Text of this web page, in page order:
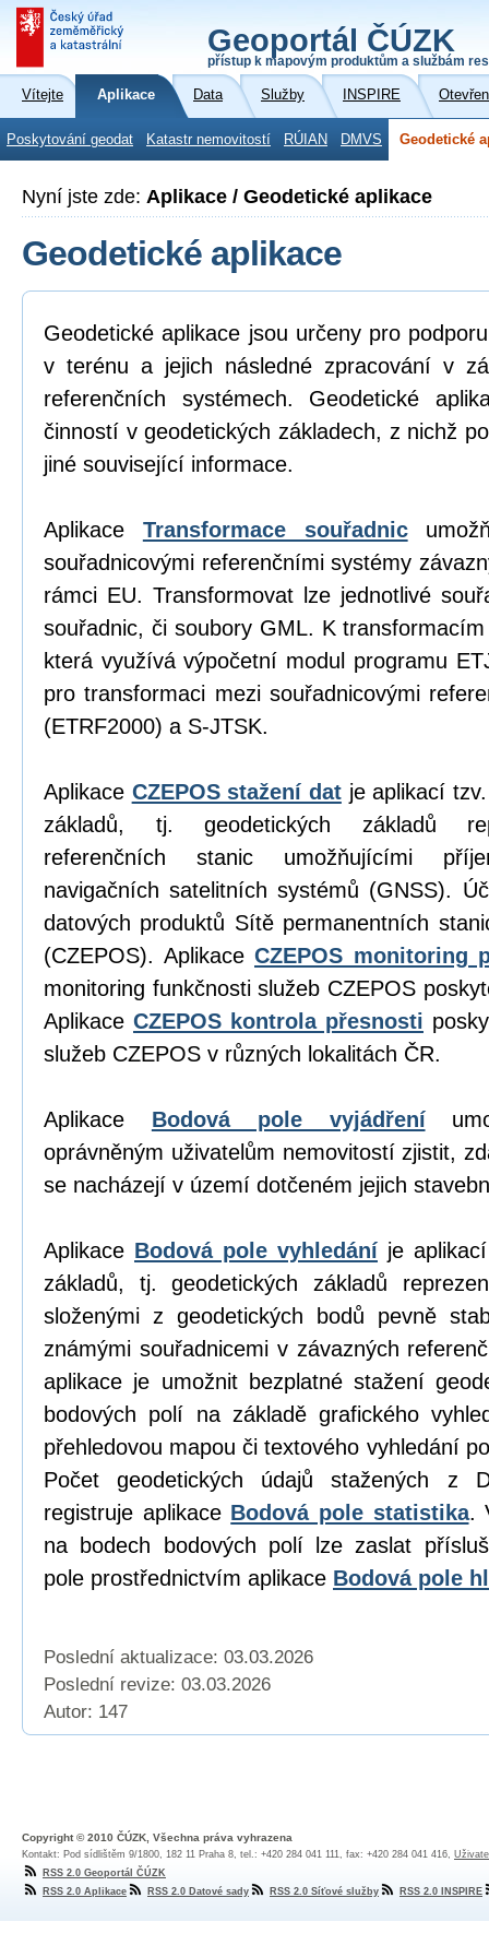
Geoportál ČÚZK
přístup k mapovým produktům a službám
Vítejte Aplikace Data Služby INSPIRE
Poskytování geodat Katastr nemovitostí RÚIAN DMVS Geodetické
Nyní jste zde: Aplikace / Geodetické aplikace
Geodetické aplikace
Geodetické aplikace jsou určeny pro
v terénu a jejich následné zpracování v
referenčních systémech. Geodetické
činností v geodetických základech, z nichž
jiné související informace.
Aplikace Transformace souřadnic
souřadnicovými referenčními systémy
rámci EU. Transformovat lze jednotlivé
souřadnic, či soubory GML. K
která využívá výpočetní modul programu
pro transformaci mezi souřadnicovými
(ETRF2000) a S-JTSK.
Aplikace CZEPOS stažení datje aplikací
základů, tj. geodetických základů
referenčních stanic umožňujícími
navigačních satelitních systémů (GNSS).
datových produktů Sítě permanentních
(CZEPOS). Aplikace CZEPOS monitoring
monitoring funkčnosti služeb CZEPOS
Aplikace CZEPOS kontrola přesnosti
služeb CZEPOS v různých lokalitách ČR.
Aplikace Bodová pole vyjádření
oprávněným uživatelům nemovitostí zjistit,
se nacházejí v území dotčeném jejich
Aplikace Bodová pole vyhledání je
základů, tj. geodetických základů
složenými z geodetických bodů pevně
známými souřadnicemi v závazných
aplikace je umožnit bezplatné stažení
bodových polí na základě grafického
přehledovou mapou či textového vyhledání
Počet geodetických údajů stažených z
registruje aplikace Bodová pole statistika.
na bodech bodových polí lze zaslat
pole prostřednictvím aplikace Bodová pole
Poslední aktualizace: 03.03.2026
Poslední revize: 03.03.2026
Autor: 147
Copyright © 2010 ČÚZK, Všechna práva vyhrazena
Kontakt: Pod sídlištěm 9/1800, 182 11 Praha 8, tel.: +420 284 041 111, fax: +420 284 041 416,
RSS 2.0 Geoportál ČÚZK
RSS 2.0 Aplikace
RSS 2.0 Datové sady RSS 2.0 Síťové služby RSS 2.0 INSPIRE